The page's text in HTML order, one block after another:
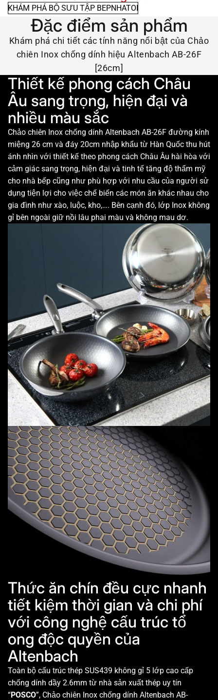
KHÁM PHÁ BỘ SƯU TẬP BEPNHATOI
Đặc điểm sản phẩm
Khám phá chi tiết các tính năng nổi bật của Chảo
chiên Inox chống dính hiệu Altenbach AB-26F
[26cm]
Thiết kế phong cách Châu
Âu sang trọng, hiện đại và
nhiều màu sắc
Chảo chiên Inox chống dính Altenbach AB-26F đường kính
miệng 26 cm và đáy 20cm nhập khẩu từ Hàn Quốc thu hút
ánh nhìn với thiết kế theo phong cách Châu Âu hài hòa với
cảm giác sang trọng, hiện đại và tinh tế tăng độ thẩm mỹ
cho nhà bếp cũng như phù hợp với nhu cầu của người sử
dụng tiện lợi cho việc chế biến các món ăn khác nhau cho
gia đình như xào, luộc, kho,…. Bên cạnh đó, lớp Inox không
gỉ bên ngoài giữ nồi lâu phai màu và không mau dơ.
Thức ăn chín đều cực nhanh
tiết kiệm thời gian và chi phí
với công nghệ cấu trúc tổ
ong độc quyền của
Altenbach
Toàn bộ cấu trúc thép SUS439 không gỉ 5 lớp cao cấp
chống dính dầy 2.6mm từ nhà sản xuất thép uy tín
“POSCO”, Chảo chiên Inox chống dính Altenbach AB-